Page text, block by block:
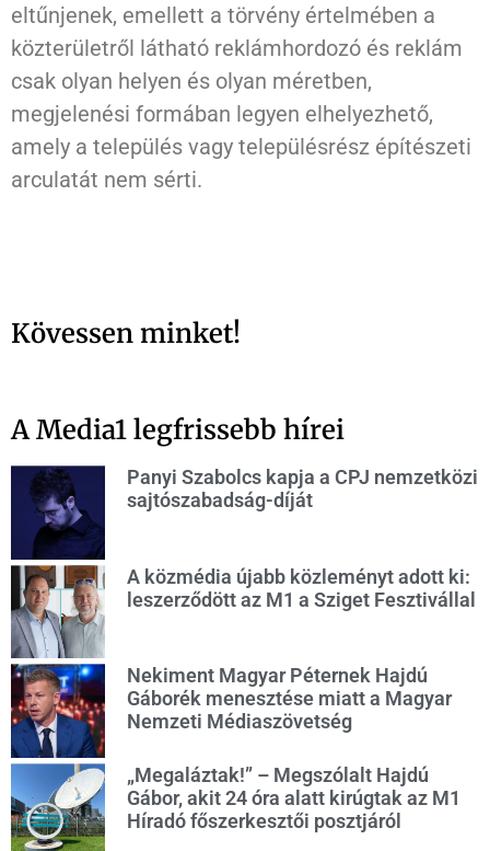
eltűnjenek, emellett a törvény értelmében a
közterületről látható reklámhordozó és reklám
csak olyan helyen és olyan méretben,
megjelenési formában legyen elhelyezhető,
amely a település vagy településrész építészeti
arculatát nem sérti.
Kövessen minket!
A Media1 legfrissebb hírei
Panyi Szabolcs kapja a CPJ nemzetközi
sajtószabadság-díját
A közmédia újabb közleményt adott ki:
leszerződött az M1 a Sziget Fesztivállal
Nekiment Magyar Péternek Hajdú
Gáborék menesztése miatt a Magyar
Nemzeti Médiaszövetség
„Megaláztak!” – Megszólalt Hajdú
Gábor, akit 24 óra alatt kirúgtak az M1
Híradó főszerkesztői posztjáról